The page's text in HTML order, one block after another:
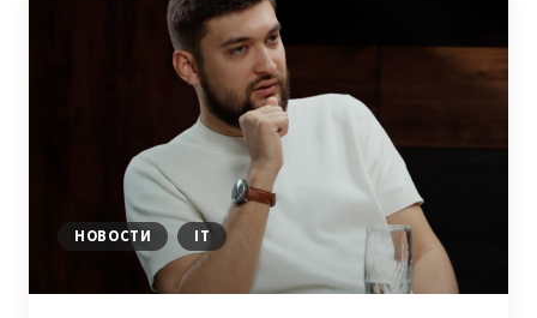
АЗИИ
—
ИЮЛЬ
2026
НОВОСТИ IT